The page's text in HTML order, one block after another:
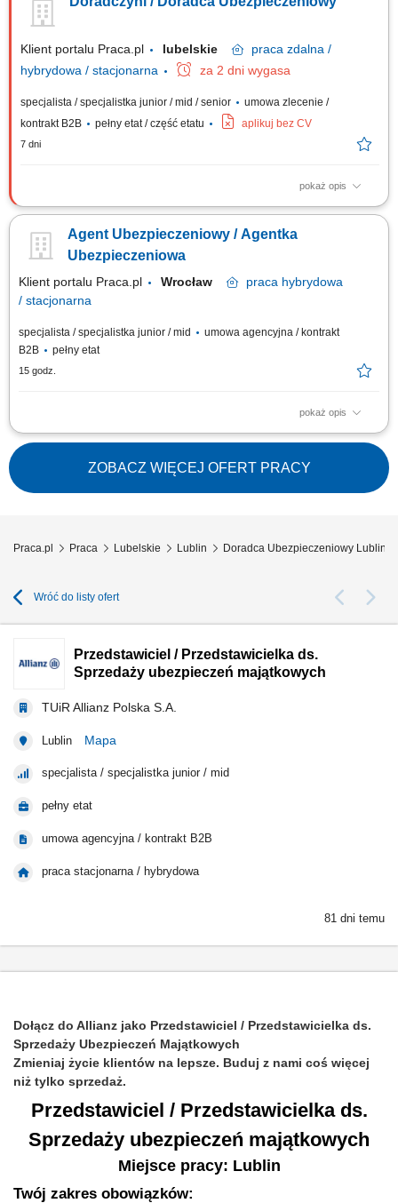
życie, majątkowe, grupowe). Będziesz przygotowywać oferty
ubezpieczeniowe i prowadzić spotkania z klientami. Twoim zadaniem
Klient portalu Praca.pl lubelskie praca zdalna /
hybrydowa / stacjonarna
za 2 dni wygasa
specjalista / specjalistka junior / mid / senior
umowa zlecenie /
kontrakt B2B
pełny etat / część etatu aplikuj bez CV
7 dni
pokaż opis
Aktywne pozyskiwanie klientów i sprzedaż produktów
Przygotowywanie ofert i prowadzenie spotkań sprzedażowych. Analiza
potrzeb klienta i rekomendowanie dopasowanych rozwiązań. Budowanie
Agent Ubezpieczeniowy / Agentka
Ubezpieczeniowa
Klient portalu Praca.pl Wrocław praca hybrydowa
/ stacjonarna
specjalista / specjalistka junior / mid
umowa agencyjna / kontrakt
B2B
pełny etat
15 godz.
pokaż opis
Budowanie i pozyskiwanie własnego portfela klientów oraz relacji
biznesowych; Analiza potrzeb klientów oraz dobór rozwiązań
ubezpieczeniowych; Prowadzenie spotkań handlowych w formie online i
stacjonarnej; Realizacja indywidualnych celów sprzedażowych przy
zachowaniu wysokiej jakości...
ZOBACZ WIĘCEJ OFERT PRACY
Praca.pl Praca Lubelskie Lublin Doradca Ubezpieczeniowy Lublin
Wróć do listy ofert
Przedstawiciel / Przedstawicielka ds.
Sprzedaży ubezpieczeń majątkowych
TUiR Allianz Polska S.A.
Lublin Mapa
specjalista / specjalistka junior / mid
pełny etat
umowa agencyjna / kontrakt B2B
praca stacjonarna / hybrydowa
81 dni temu
Dołącz do Allianz jako Przedstawiciel / Przedstawicielka ds.
Sprzedaży Ubezpieczeń Majątkowych
Zmieniaj życie klientów na lepsze. Buduj z nami coś więcej
niż tylko sprzedaż.
Przedstawiciel / Przedstawicielka ds.
Sprzedaży ubezpieczeń majątkowych
Miejsce pracy: Lublin
Twój zakres obowiązków: